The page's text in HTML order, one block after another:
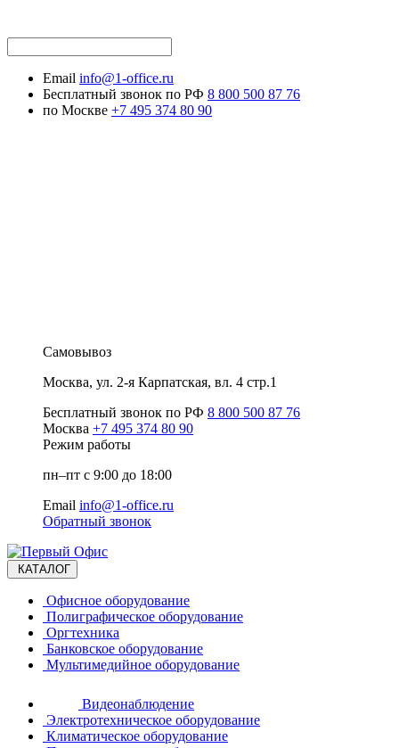
Email info@1-office.ru
Бесплатный звонок по РФ 8 800 500 87 76
по Москве +7 495 374 80 90
Самовывоз
Москва, ул. 2-я Карпатская, вл. 4 стр.1
Бесплатный звонок по РФ 8 800 500 87 76
Москва +7 495 374 80 90
Режим работы
пн–пт с 9:00 до 18:00
Email info@1-office.ru
Обратный звонок
КАТАЛОГ
Офисное оборудование
Полиграфическое оборудование
Оргтехника
Банковское оборудование
Мультимедийное оборудование
Видеонаблюдение
Электротехническое оборудование
Климатическое оборудование